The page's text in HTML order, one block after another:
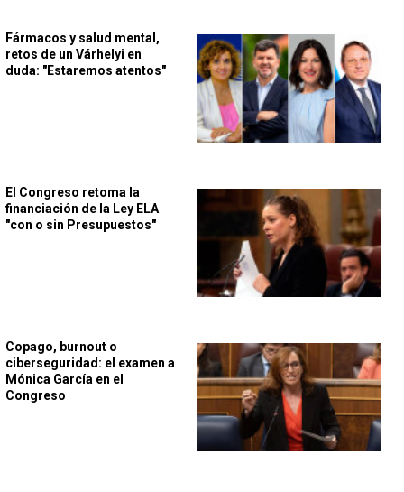
Fármacos y salud mental,
retos de un Várhelyi en
duda: "Estaremos atentos"
El Congreso retoma la
financiación de la Ley ELA
"con o sin Presupuestos"
Copago, burnout o
ciberseguridad: el examen a
Mónica García en el
Congreso